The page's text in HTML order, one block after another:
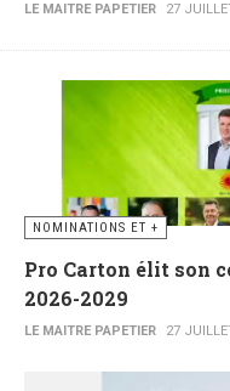
LE MAITRE PAPETIER 27
NOMINATIONS ET +
Pro Carton élit son
2026-2029
LE MAITRE PAPETIER 27